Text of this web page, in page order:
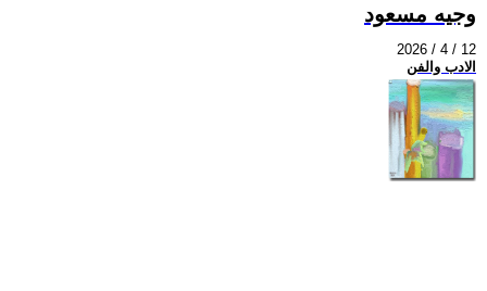
وجيه مسعود
2026 / 4 / 12
الادب والفن